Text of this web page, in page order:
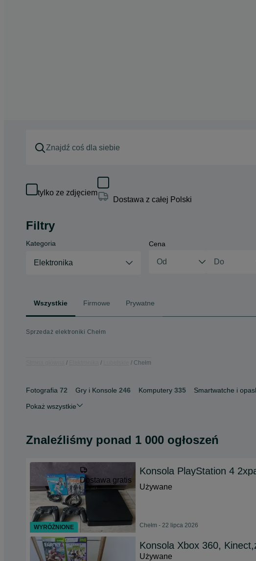
tylko ze zdjęciem
Dostawa z całej Polski
Filtry
Kategoria
Elektronika
Cena
Wszystkie Firmowe Prywatne
Sprzedaż elektroniki Chełm
Chełm
Fotografia 72 Gry i Konsole 246 Komputery 335 Smartwatche i
Pokaż wszystkie
Znaleźliśmy ponad 1 000 ogłoszeń
Dostawa gratis
Konsola PlayStation 4
Używane
Chełm - 22 lipca 2026
Konsola Xbox 360,
Używane
WYRÓŻNIONE